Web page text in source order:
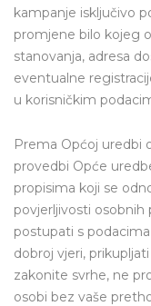
kampanje isključivo
promjene bilo kojeg
stanovanja, adresa
eventualne
u korisničkim
Prema Općoj uredbi
provedbi Opće
propisima koji se
povjerljivosti
postupati s
dobroj vjeri,
zakonite svrhe, ne
osobi bez vaše